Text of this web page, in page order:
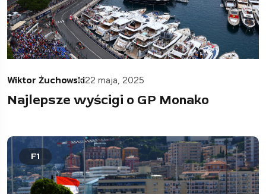
Wiktor Żuchowski22 maja, 2025
Najlepsze wyścigi o GP Monako
F1